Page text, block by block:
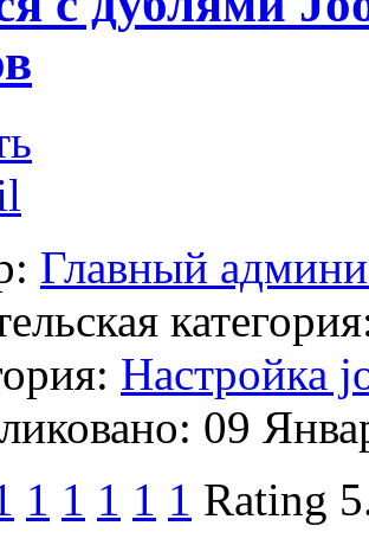
Главный
Настройка
09
1 1 1 1 1 Rating